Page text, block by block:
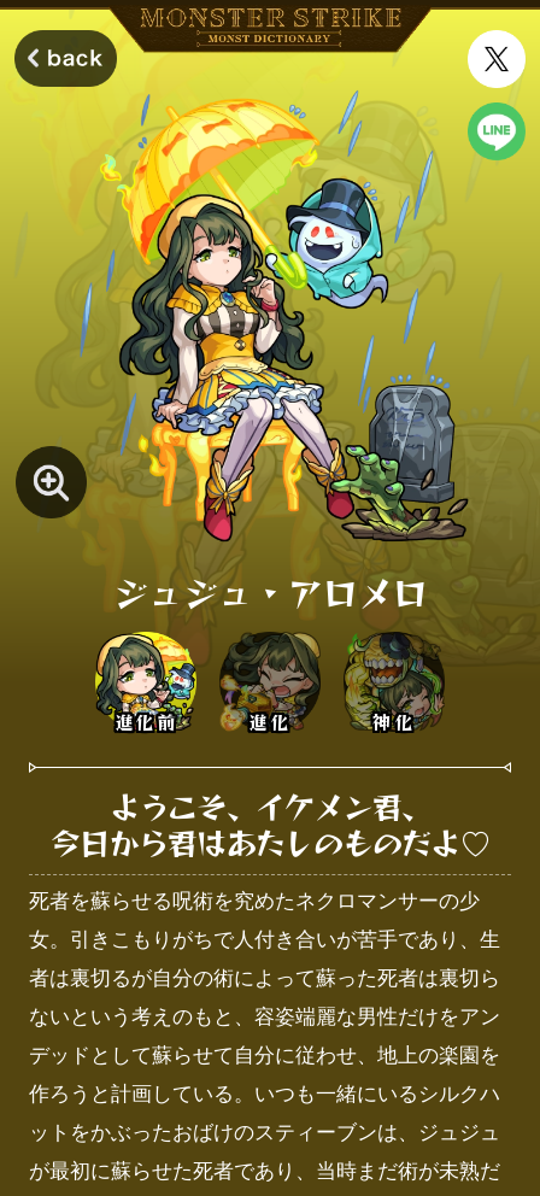
ジュジュ・アロメロ
進化前 進化 神化
ようこそ、イケメン君、
今日から君はあたしのものだよ♡
死者を蘇らせる呪術を究めたネクロマンサーの少
女。引きこもりがちで人付き合いが苦手であり、生
者は裏切るが自分の術によって蘇った死者は裏切ら
ないという考えのもと、容姿端麗な男性だけをアン
デッドとして蘇らせて自分に従わせ、地上の楽園を
作ろうと計画している。いつも一緒にいるシルクハ
ットをかぶったおばけのスティーブンは、ジュジュ
が最初に蘇らせた死者であり、当時まだ術が未熟だ